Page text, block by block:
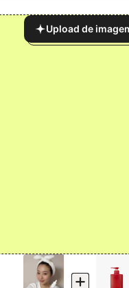
Upload de